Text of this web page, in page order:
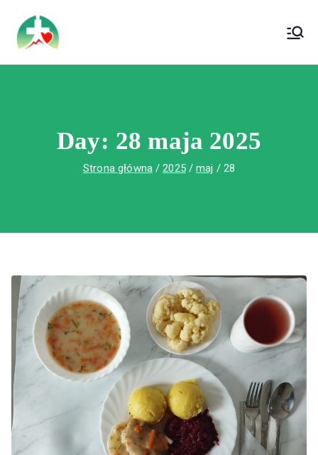
treści
Wojewódzki Szpital Specjalistyczny im.
Św. Rafała w Czerwonej Górze
Day: 28 maja 2025
Strona główna 2025 maj 28